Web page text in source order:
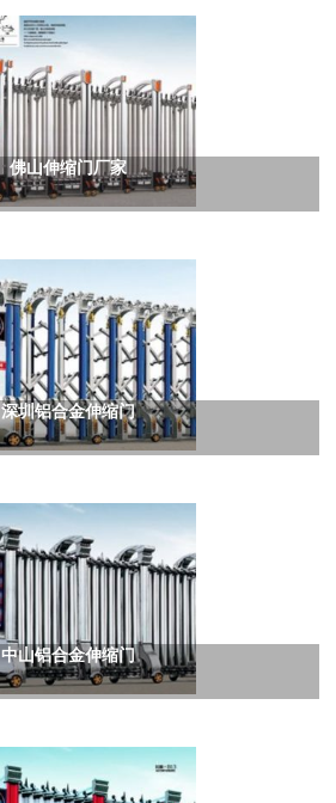
佛山伸缩门厂家
深圳铝合金伸缩门
中山铝合金伸缩门